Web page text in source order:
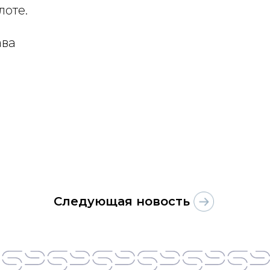
Следующая новость